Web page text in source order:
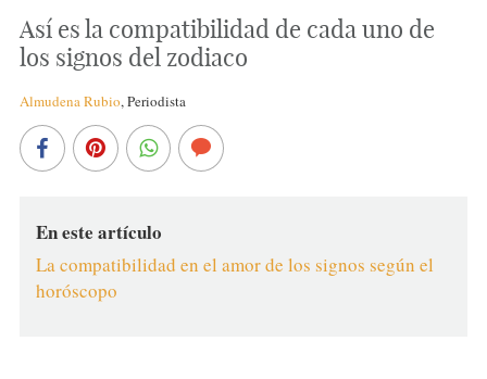
Así es la compatibilidad de cada uno de
los signos del zodiaco
Almudena Rubio,Periodista
En este artículo
La compatibilidad en el amor de los signos según el
horóscopo